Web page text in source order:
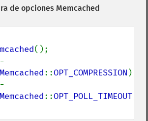
de opciones Memcached
-
Memcached::OPT_COMPRESSION
-
Memcached::OPT_POLL_TIMEOUT